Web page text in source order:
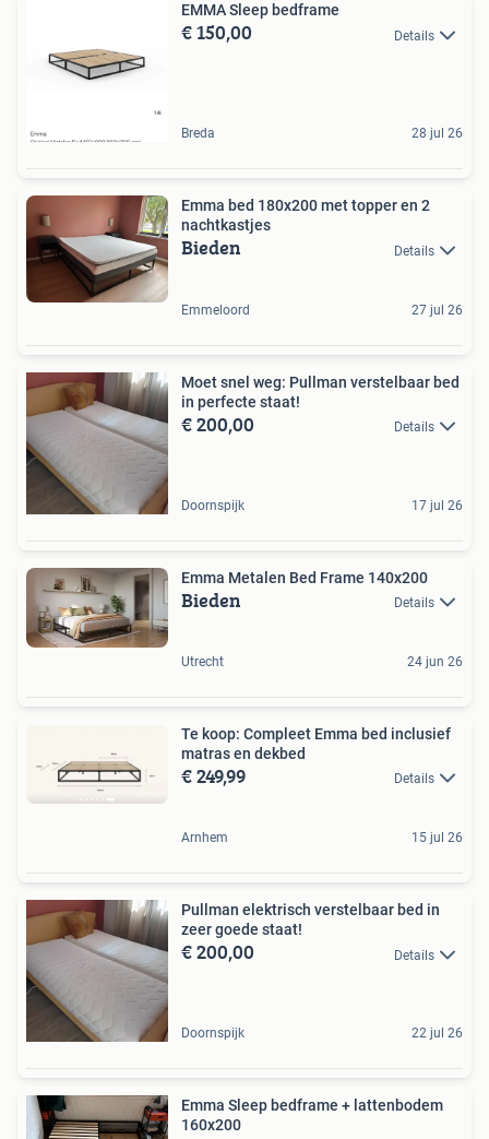
EMMA Sleep bedframe
€ 150,00 Details
Breda 28 jul 26
Emma bed 180x200 met topper en 2
nachtkastjes
Bieden Details
Emmeloord 27 jul 26
Moet snel weg: Pullman verstelbaar bed
in perfecte staat!
€ 200,00 Details
Doornspijk 17 jul 26
Emma Metalen Bed Frame 140x200
Bieden Details
Utrecht 24 jun 26
Te koop: Compleet Emma bed inclusief
matras en dekbed
€ 249,99 Details
Arnhem 15 jul 26
Pullman elektrisch verstelbaar bed in
zeer goede staat!
€ 200,00 Details
Doornspijk 22 jul 26
Emma Sleep bedframe + lattenbodem
160x200